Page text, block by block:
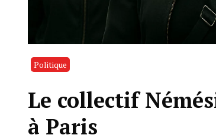
Politique
Le collectif
à Paris